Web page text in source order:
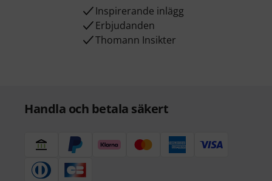
Inspirerande inlägg
Erbjudanden
Thomann Insikter
Handla och betala säkert